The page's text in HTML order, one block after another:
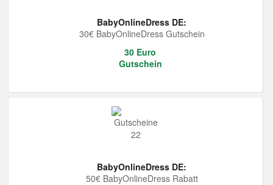
BabyOnlineDress DE:
30€ BabyOnlineDress Gutschein
30 Euro
Gutschein
BabyOnlineDress DE:
50€ BabyOnlineDress Rabatt